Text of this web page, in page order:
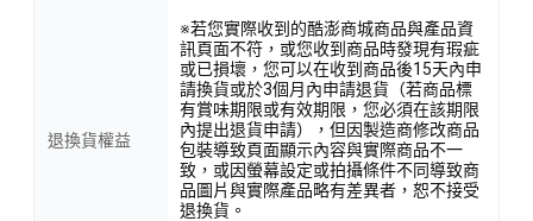
退換貨權益
※若您實際收到的酷澎商城商品與產品資
訊頁面不符，或您收到商品時發現有瑕疵
或已損壞，您可以在收到商品後15天內申
請換貨或於3個月內申請退貨（若商品標
有賞味期限或有效期限，您必須在該期限
內提出退貨申請），但因製造商修改商品
包裝導致頁面顯示內容與實際商品不一
致，或因螢幕設定或拍攝條件不同導致商
品圖片與實際產品略有差異者，恕不接受
退換貨。